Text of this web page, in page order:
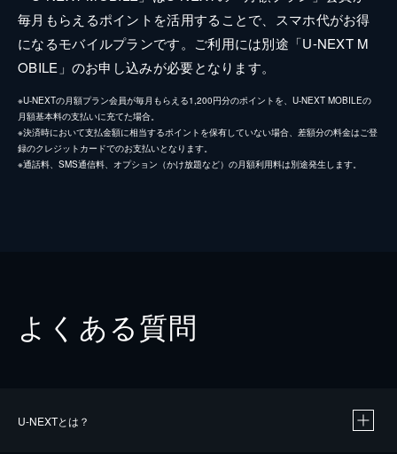
毎月もらえるポイントを活用することで、スマホ代がお得
になるモバイルプランです。ご利用には別途「U-NEXT M
OBILE」のお申し込みが必要となります。
※U-NEXTの月額プラン会員が毎月もらえる1,200円分のポイントを、U-NEXT MOBILEの
月額基本料の支払いに充てた場合。
※決済時において支払金額に相当するポイントを保有していない場合、差額分の料金はご登
録のクレジットカードでのお支払いとなります。
※通話料、SMS通信料、オプション（かけ放題など）の月額利用料は別途発生します。
よくある質問
U-NEXTとは？